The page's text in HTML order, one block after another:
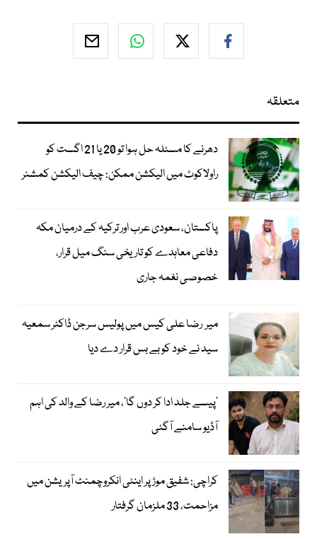
متعلقہ
دھرنے کا مسئلہ حل ہوا تو 20 یا 21 اگست کو
راولاکوٹ میں الیکشن ممکن: چیف الیکشن کمشنر
پاکستان، سعودی عرب اور ترکیہ کے درمیان مکہ
دفاعی معاہدے کو تاریخی سنگ میل قرار،
خصوصی نغمہ جاری
میر رضا علی کیس میں پولیس سرجن ڈاکٹر سمعیہ
سید نے خود کو بے بس قرار دے دیا
’پیسے جلد ادا کر دوں گا‘، میر رضا کے والد کی اہم
آڈیو سامنے آگئی
کراچی: شفیق موڑ پر اینٹی انکروچمنٹ آپریشن میں
مزاحمت، 33 ملزمان گرفتار